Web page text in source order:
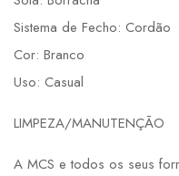
Sistema de Fecho: Cordão
Cor: Branco
Uso: Casual
LIMPEZA/MANUTENÇÃO
A MCS e todos os seus